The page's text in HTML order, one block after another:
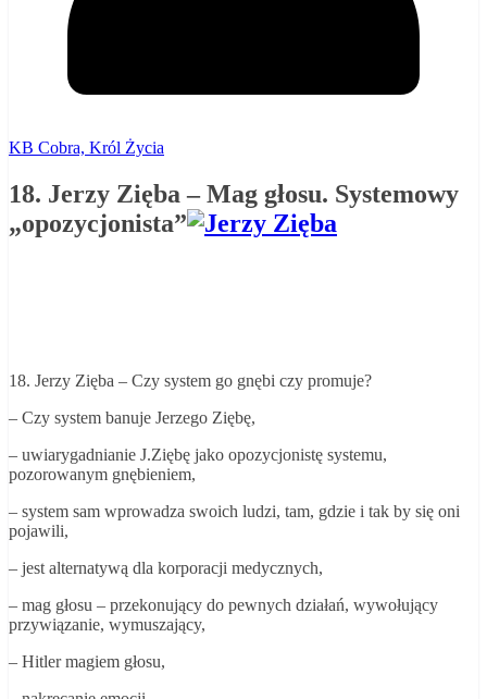
KB Cobra, Król Życia
18. Jerzy Zięba – Mag głosu. Systemowy
„opozycjonista”
18. Jerzy Zięba – Czy system go gnębi czy promuje?
– Czy system banuje Jerzego Ziębę,
– uwiarygadnianie J.Ziębę jako opozycjonistę systemu,
pozorowanym gnębieniem,
– system sam wprowadza swoich ludzi, tam, gdzie i tak by się oni
pojawili,
– jest alternatywą dla korporacji medycznych,
– mag głosu – przekonujący do pewnych działań, wywołujący
przywiązanie, wymuszający,
– Hitler magiem głosu,